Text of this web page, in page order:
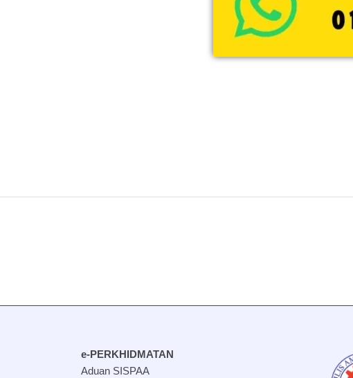
e-PERKHIDMATAN
Aduan SISPAA